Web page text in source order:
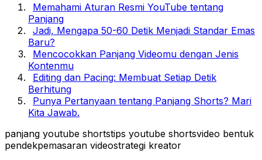
Memahami Aturan Resmi YouTube tentang
Panjang
Jadi, Mengapa 50-60 Detik Menjadi Standar Emas
Baru?
Mencocokkan Panjang Videomu dengan Jenis
Kontenmu
Editing dan Pacing: Membuat Setiap Detik
Berhitung
Punya Pertanyaan tentang Panjang Shorts? Mari
Kita Jawab.
panjang youtube shortstips youtube shortsvideo bentuk
pendekpemasaran videostrategi kreator